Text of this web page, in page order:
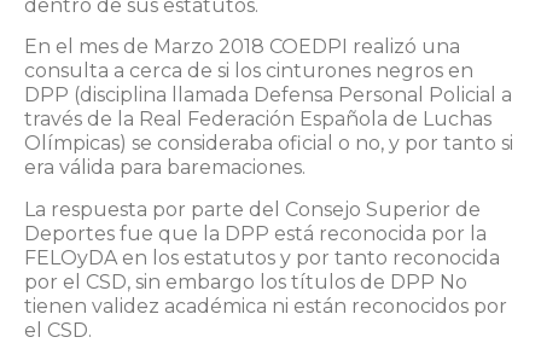
dentro de sus estatutos.
En el mes de Marzo 2018 COEDPI realizó una
consulta a cerca de si los cinturones negros en
DPP (disciplina llamada Defensa Personal Policial a
través de la Real Federación Española de Luchas
Olímpicas) se consideraba oficial o no, y por tanto si
era válida para baremaciones.
La respuesta por parte del Consejo Superior de
Deportes fue que la DPP está reconocida por la
FELOyDA en los estatutos y por tanto reconocida
por el CSD, sin embargo los títulos de DPP No
tienen validez académica ni están reconocidos por
el CSD.